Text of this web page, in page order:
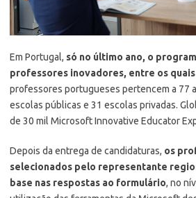
Em Portugal, só no último ano, o
professores inovadores, entre os
professores portugueses pertencem a 77
escolas públicas e 31 escolas privadas.
de 30 mil Microsoft Innovative Educator
Depois da entrega de candidaturas, os
selecionados pelo representante
base nas respostas ao formulário, no